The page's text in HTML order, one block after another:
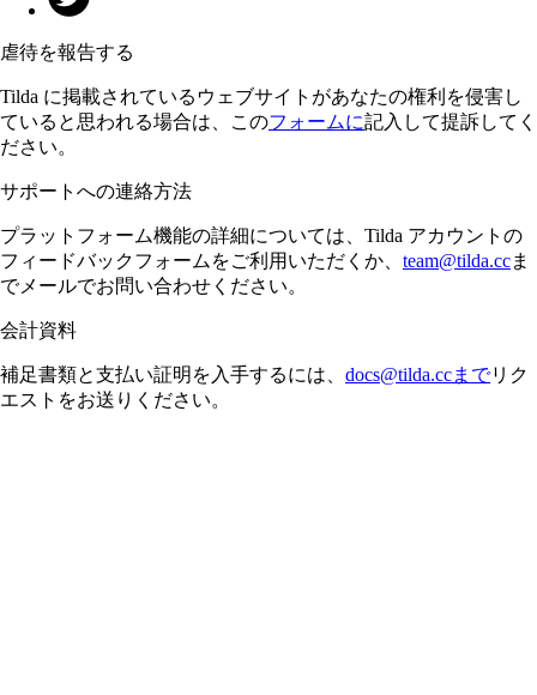
虐待を報告する
Tilda に掲載されているウェブサイトがあなたの権利を侵害し
ていると思われる場合は、このフォームに記入して提訴してく
ださい。
サポートへの連絡方法
プラットフォーム機能の詳細については、Tilda アカウントの
フィードバックフォームをご利用いただくか、 team@tilda.ccま
でメールでお問い合わせください。
会計資料
補足書類と支払い証明を入手するには、 docs@tilda.ccまでリク
エストをお送りください。